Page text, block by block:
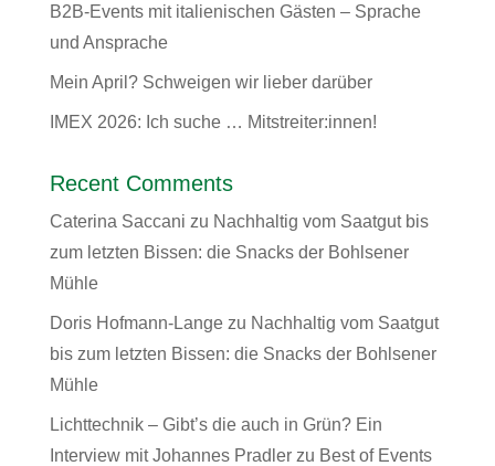
B2B-Events mit italienischen Gästen – Sprache
und Ansprache
Mein April? Schweigen wir lieber darüber
IMEX 2026: Ich suche … Mitstreiter:innen!
Recent Comments
Caterina Saccani zu Nachhaltig vom Saatgut bis
zum letzten Bissen: die Snacks der Bohlsener
Mühle
Doris Hofmann-Langezu Nachhaltig vom Saatgut
bis zum letzten Bissen: die Snacks der Bohlsener
Mühle
Lichttechnik – Gibt’s die auch in Grün? Ein
Interview mit Johannes Pradlerzu Best of Events